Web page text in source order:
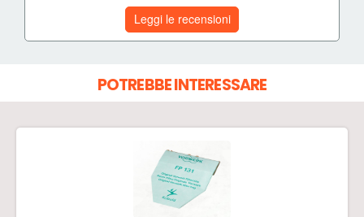
Leggi le recensioni
POTREBBE INTERESSARE